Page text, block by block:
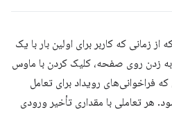
زمانی که کاربر برای اولین بار با یک
زدن روی صفحه، کلیک کردن با ماوس
فراخوانی‌های رویداد برای تعامل
هر تعاملی با مقداری تأخیر ورودی